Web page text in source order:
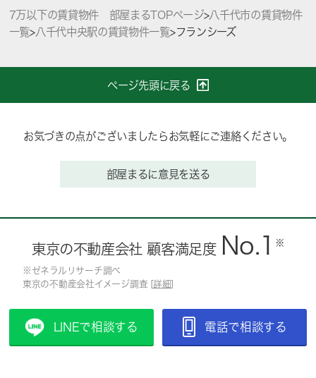
7万以下の賃貸物件 部屋まるTOPページ>八千代市の賃貸物件
一覧>八千代中央駅の賃貸物件一覧>フランシーズ
ページ先頭に戻る
お気づきの点がございましたらお気軽にご連絡ください。
部屋まるに意見を送る
東京の不動産会社 顧客満足度 No.1 ※
※ゼネラルリサーチ調べ
東京の不動産会社イメージ調査 [ 詳細
LINEで相談する 電話で相談する